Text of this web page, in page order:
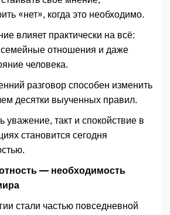
«нет», когда это необходимо.
влияет практически на всё:
семейные отношения и даже
человека.
разговор способен изменить
десятки выученных правил.
уважение, такт и спокойствие в
становится сегодня
— необходимость
стали частью повседневной